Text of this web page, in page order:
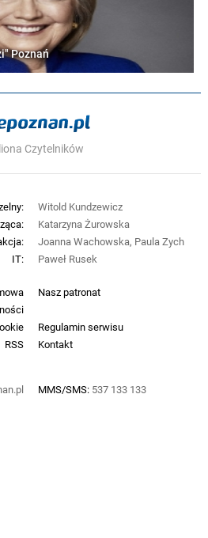
Poznań
Czytelników
Nasz patronat
Regulamin serwisu
RSS
Kontakt
MMS/SMS: 537 133 133
Witold Kundzewicz
Katarzyna Żurowska
Joanna Wachowska, Paula Zych
IT:
Paweł Rusek